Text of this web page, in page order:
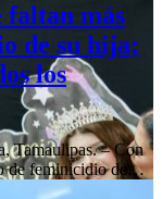
faltan más
de su hija;
los
Tamaulipas. – Con
de feminicidio de…